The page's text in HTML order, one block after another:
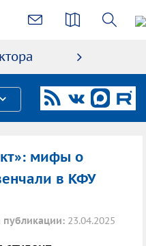
мифы о
в КФУ
публикации: 23.04.2025